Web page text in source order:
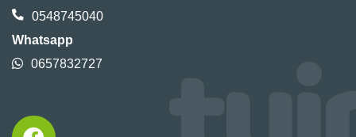
0548745040
Whatsapp
0657832727